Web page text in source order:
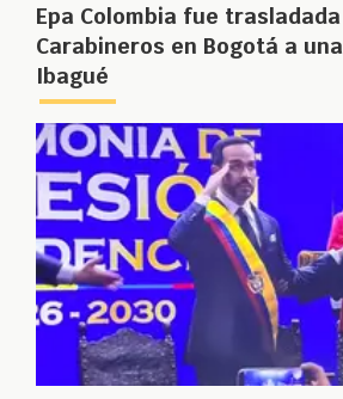
Epa Colombia fue
Carabineros en Bogotá a
Ibagué